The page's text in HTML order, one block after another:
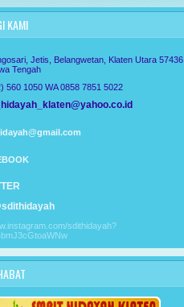
KAMI
Jetis, Belangwetan, Klaten Utara 57436
Tengah
560 1050 WA 0858 7851 5022
sdithidayah?